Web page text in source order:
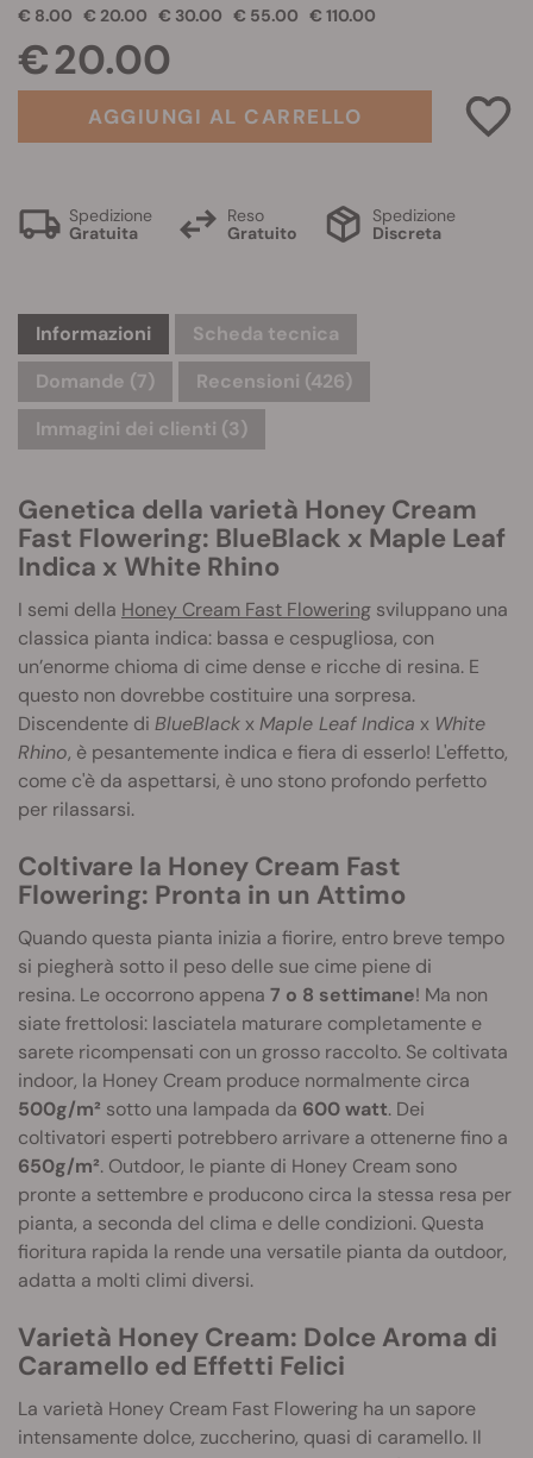
€ 8.00 € 20.00 € 30.00 € 55.00 € 110.00
€ 20.00
AGGIUNGI AL CARRELLO
Spedizione
Gratuita
Reso
Gratuito
Spedizione
Discreta
Informazioni
Scheda tecnica
Domande (7)
Recensioni (426)
Immagini dei clienti (3)
Genetica della varietà Honey Cream
Fast Flowering: BlueBlack x Maple Leaf
Indica x White Rhino
I semi della Honey Cream Fast Flowering sviluppano una
classica pianta indica: bassa e cespugliosa, con
un’enorme chioma di cime dense e ricche di resina. E
questo non dovrebbe costituire una sorpresa.
Discendente di BlueBlackx Maple Leaf Indica x White
Rhino, è pesantemente indica e fiera di esserlo! L'effetto,
come c'è da aspettarsi, è uno stono profondo perfetto
per rilassarsi.
Coltivare la Honey Cream Fast
Flowering: Pronta in un Attimo
Quando questa pianta inizia a fiorire, entro breve tempo
si piegherà sotto il peso delle sue cime piene di
resina. Le occorrono appena 7 o 8 settimane! Ma non
siate frettolosi: lasciatela maturare completamente e
sarete ricompensati con un grosso raccolto. Se coltivata
indoor, la Honey Cream produce normalmente circa
500g/m² sotto una lampada da 600 watt. Dei
coltivatori esperti potrebbero arrivare a ottenerne fino a
650g/m². Outdoor, le piante di Honey Cream sono
pronte a settembre e producono circa la stessa resa per
pianta, a seconda del clima e delle condizioni. Questa
fioritura rapida la rende una versatile pianta da outdoor,
adatta a molti climi diversi.
Varietà Honey Cream: Dolce Aroma di
Caramello ed Effetti Felici
La varietà Honey Cream Fast Flowering ha un sapore
intensamente dolce, zuccherino, quasi di caramello. Il